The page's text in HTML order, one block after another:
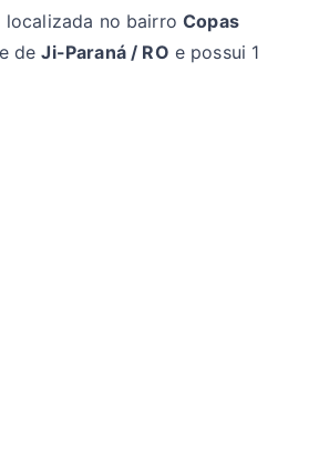
localizada no bairroCopas
deJi-Paraná / RO e possui 1